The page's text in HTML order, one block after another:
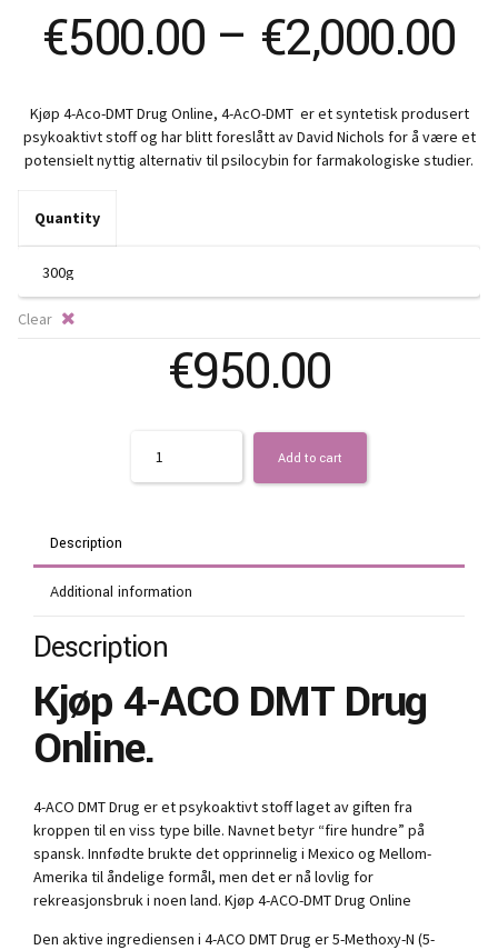
€500.00 – €2,000.00
Kjøp 4-Aco-DMT Drug Online, 4-AcO-DMT er et syntetisk produsert
psykoaktivt stoff og har blitt foreslått av David Nichols for å være et
potensielt nyttig alternativ til psilocybin for farmakologiske studier.
Quantity
Clear
€950.00
Add to cart
Description
Additional information
Description
Kjøp 4-ACO DMT Drug
Online.
4-ACO DMT Drug er et psykoaktivt stoff laget av giften fra
kroppen til en viss type bille. Navnet betyr “fire hundre” på
spansk. Innfødte brukte det opprinnelig i Mexico og Mellom-
Amerika til åndelige formål, men det er nå lovlig for
rekreasjonsbruk i noen land. Kjøp 4-ACO-DMT Drug Online
Den aktive ingrediensen i 4-ACO DMT Drug er 5-Methoxy-N (5-